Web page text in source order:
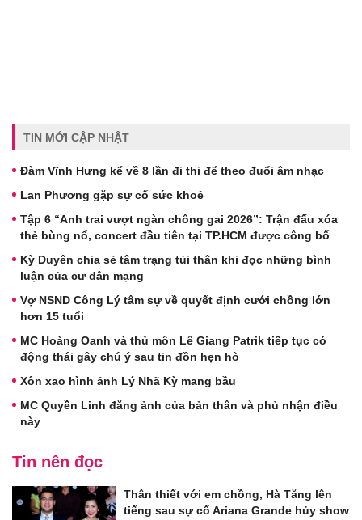
TIN MỚI CẬP NHẬT
Đàm Vĩnh Hưng kể về 8 lần đi thi để theo đuổi âm nhạc
Lan Phương gặp sự cố sức khoẻ
Tập 6 “Anh trai vượt ngàn chông gai 2026”: Trận đấu xóa
thẻ bùng nổ, concert đầu tiên tại TP.HCM được công bố
Kỳ Duyên chia sẻ tâm trạng tủi thân khi đọc những bình
luận của cư dân mạng
Vợ NSND Công Lý tâm sự về quyết định cưới chồng lớn
hơn 15 tuổi
MC Hoàng Oanh và thủ môn Lê Giang Patrik tiếp tục có
động thái gây chú ý sau tin đồn hẹn hò
Xôn xao hình ảnh Lý Nhã Kỳ mang bầu
MC Quyền Linh đăng ảnh của bản thân và phủ nhận điều
này
Tin nên đọc
Thân thiết với em chồng, Hà Tăng lên
tiếng sau sự cố Ariana Grande hủy show